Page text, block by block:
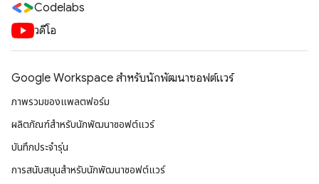
Codelabs
วิดีโอ
Google Workspace สําหรับนักพัฒนาซอฟต์แวร์
ภาพรวมของแพลตฟอร์ม
ผลิตภัณฑ์สําหรับนักพัฒนาซอฟต์แวร์
บันทึกประจำรุ่น
การสนับสนุนสำหรับนักพัฒนาซอฟต์แวร์